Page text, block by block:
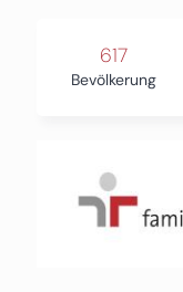
617
Bevölkerung